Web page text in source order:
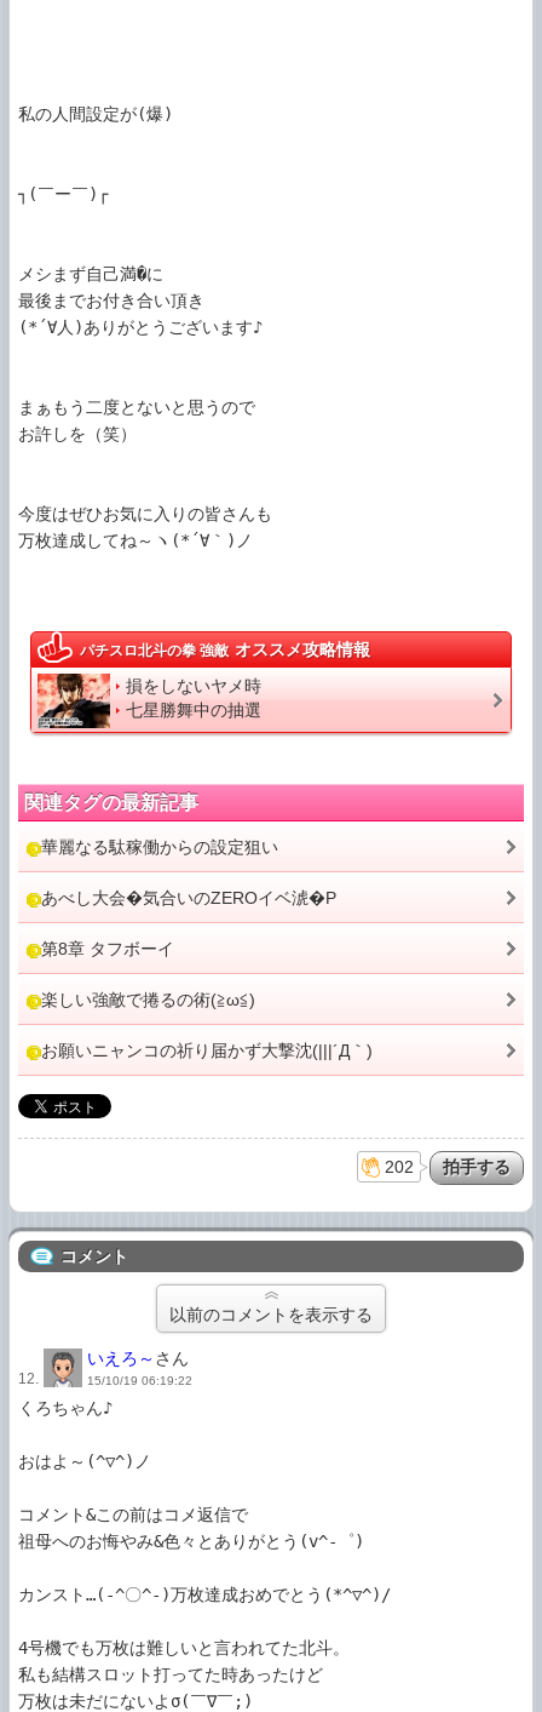
私の人間設定が(爆)
┐(￣ー￣)┌
メシまず自己満�に
最後までお付き合い頂き
(*´∀人)ありがとうございます♪
まぁもう二度とないと思うので
お許しを（笑）
今度はぜひお気に入りの皆さんも
万枚達成してね～ヽ(*´∀｀)ノ
パチスロ北斗の拳 強敵 オススメ攻略情報
損をしないヤメ時
七星勝舞中の抽選
関連タグの最新記事
華麗なる駄稼働からの設定狙い
あべし大会�気合いのZEROイベ淲�P
第8章 タフボーイ
楽しい強敵で捲るの術(≧ω≦)
お願いニャンコの祈り届かず大撃沈(|||´Д｀)
202
コメント
以前のコメントを表示する
12.
いえろ～ さん
15/10/19 06:19:22
くろちゃん♪
おはよ～(^▽^)ノ
コメント&この前はコメ返信で
祖母へのお悔やみ&色々とありがとう(v^-゜)
カンスト…(-^〇^-)万枚達成おめでとう(*^▽^)/
4号機でも万枚は難しいと言われてた北斗。
私も結構スロット打ってた時あったけど
万枚は未だにないよσ(￣∇￣;)